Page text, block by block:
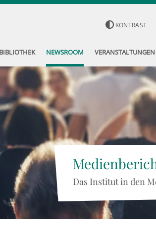
KONTRAST
BIBLIOTHEK NEWSROOM VERANSTALTUNGEN
Das Institut in den